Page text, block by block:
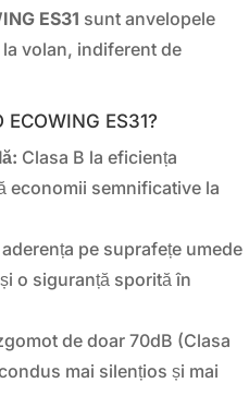
ES31 sunt anvelopele
volan, indiferent de
ES31?
Clasa B la eficiența
economii semnificative la
pe suprafețe umede
o siguranță sporită în
de doar 70dB (Clasa
mai silențios și mai